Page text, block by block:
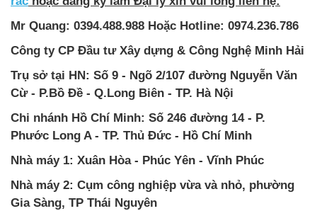
Mr Quang: 0394.488.988 Hoặc Hotline: 0974.236.786
Công ty CP Đầu tư Xây dựng & Công Nghệ Minh Hải
Trụ sở tại HN: Số 9 - Ngõ 2/107 đường Nguyễn Văn
Cừ - P.Bồ Đề - Q.Long Biên - TP. Hà Nội
Chi nhánh Hồ Chí Minh: Số 246 đường 14 - P.
Phước Long A - TP. Thủ Đức - Hồ Chí Minh
Nhà máy 1: Xuân Hòa - Phúc Yên - Vĩnh Phúc
Nhà máy 2: Cụm công nghiệp vừa và nhỏ, phường
Gia Sàng, TP Thái Nguyên